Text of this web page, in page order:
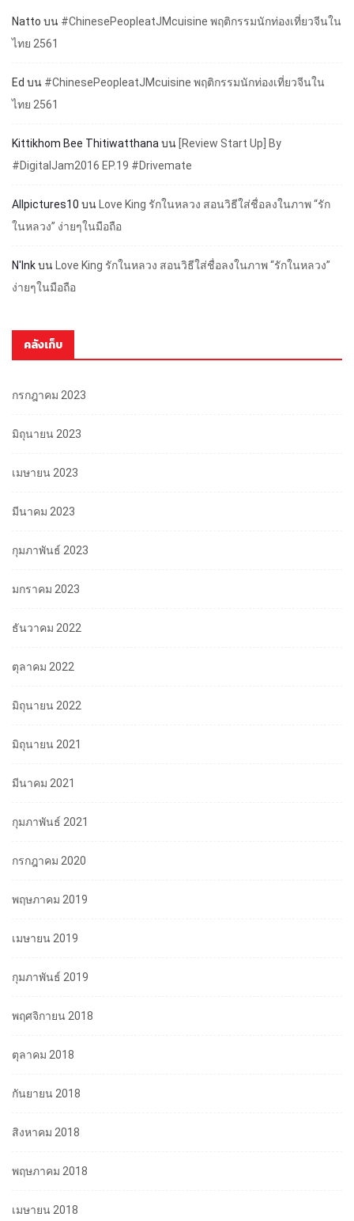
Natto บน #ChinesePeopleatJMcuisine พฤติกรรมนักท่องเที่ยวจีนใน
ไทย 2561
Ed บน #ChinesePeopleatJMcuisine พฤติกรรมนักท่องเที่ยวจีนใน
ไทย 2561
Kittikhom Bee Thitiwatthana บน [Review Start Up] By
#DigitalJam2016 EP.19 #Drivemate
Allpictures10 บน
Love King รักในหลวง สอนวิธีใส่ชื่อลงในภาพ “รัก
ในหลวง” ง่ายๆในมือถือ
N'Inkบน
Love King รักในหลวง สอนวิธีใส่ชื่อลงในภาพ “รักในหลวง”
ง่ายๆในมือถือ
คลังเก็บ
กรกฎาคม 2023
มิถุนายน 2023
เมษายน 2023
มีนาคม 2023
กุมภาพันธ์ 2023
มกราคม 2023
ธันวาคม 2022
ตุลาคม 2022
มิถุนายน 2022
มิถุนายน 2021
มีนาคม 2021
กุมภาพันธ์ 2021
กรกฎาคม 2020
พฤษภาคม 2019
เมษายน 2019
กุมภาพันธ์ 2019
พฤศจิกายน 2018
ตุลาคม 2018
กันยายน 2018
สิงหาคม 2018
พฤษภาคม 2018
เมษายน 2018